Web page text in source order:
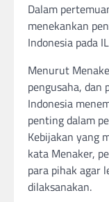
Dalam
menekankan
Indonesia pada
Menurut
pengusaha,
Indonesia
penting dalam
Kebijakan yang
kata Menaker,
para pihak agar
dilaksanakan.